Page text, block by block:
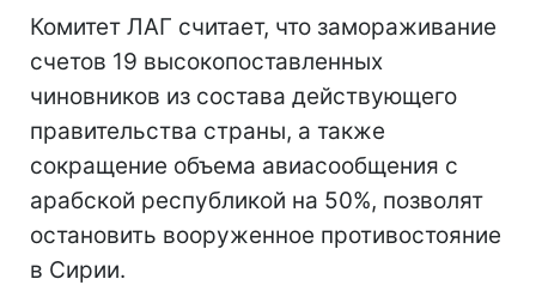
Комитет ЛАГ считает, что замораживание
счетов 19 высокопоставленных
чиновников из состава действующего
правительства страны, а также
сокращение объема авиасообщения с
арабской республикой на 50%, позволят
остановить вооруженное противостояние
в Сирии.